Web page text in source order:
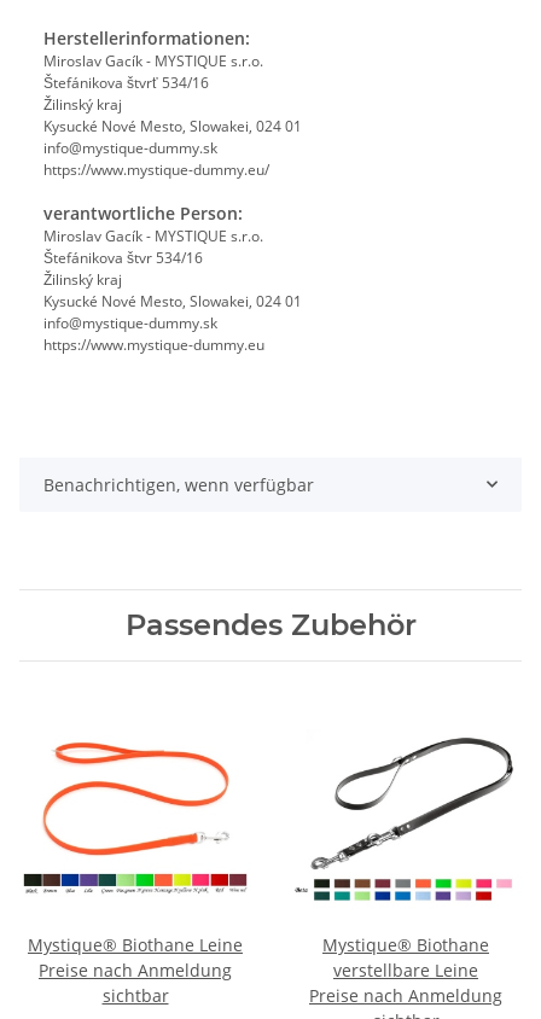
Herstellerinformationen:
Miroslav Gacík - MYSTIQUE s.r.o.
Štefánikova štvrť 534/16
Žilinský kraj
Kysucké Nové Mesto, Slowakei, 024 01
info@mystique-dummy.sk
https://www.mystique-dummy.eu/
verantwortliche Person:
Miroslav Gacík - MYSTIQUE s.r.o.
Štefánikova štvr 534/16
Žilinský kraj
Kysucké Nové Mesto, Slowakei, 024 01
info@mystique-dummy.sk
https://www.mystique-dummy.eu
Benachrichtigen, wenn verfügbar
Passendes Zubehör
Mystique® Biothane Leine
Preise nach Anmeldung
sichtbar
Mystique® Biothane
verstellbare Leine
Preise nach Anmeldung